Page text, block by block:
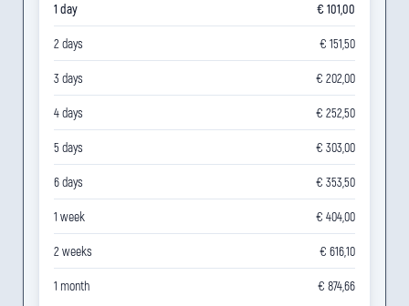
1 day € 101,00
2 days € 151,50
3 days € 202,00
4 days € 252,50
5 days € 303,00
6 days € 353,50
1 week € 404,00
2 weeks € 616,10
1 month € 874,66